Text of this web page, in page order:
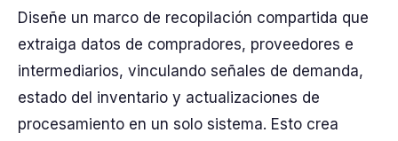
Diseñe un marco de recopilación compartida que
extraiga datos de compradores, proveedores e
intermediarios, vinculando señales de demanda,
estado del inventario y actualizaciones de
procesamiento en un solo sistema. Esto crea